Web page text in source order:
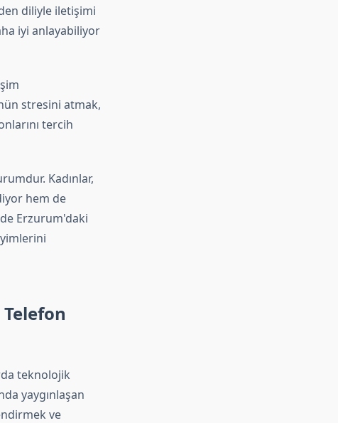
diliyle iletişimi
iyi anlayabiliyor
stresini atmak,
tercih
Kadınlar,
hem de
Erzurum'daki
teknolojik
yaygınlaşan
ve